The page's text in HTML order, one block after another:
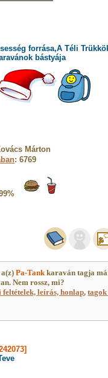
forrása,A Téli
bástyája
Márton
: 6769
a(z)Pa-Tankkaraván tagja
Nem rossz, mi?
feltételek, leírás, honlap,